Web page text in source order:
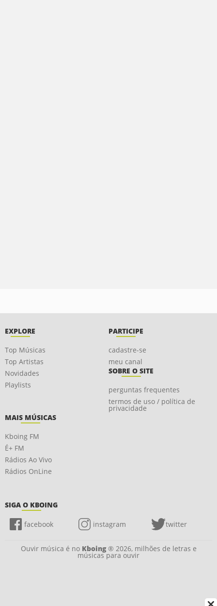
EXPLORE
Top Músicas
Top Artistas
Novidades
Playlists
PARTICIPE
cadastre-se
meu canal
SOBRE O SITE
perguntas frequentes
termos de uso / política de
privacidade
MAIS MÚSICAS
Kboing FM
É+ FM
Rádios Ao Vivo
Rádios OnLine
SIGA O KBOING
facebook instagram twitter
Ouvir música é no Kboing® 2026, milhões de letras e
músicas para ouvir